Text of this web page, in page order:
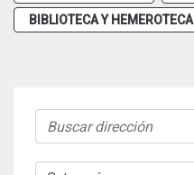
BIBLIOTECA Y HEMEROTECA